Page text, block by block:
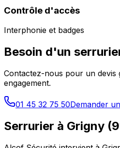
Contrôle d'accès
Interphonie et badges
Besoin d'un
Contactez-nous pour un devis
engagement.
01 45 32 75 50Demander
Serrurier à Grigny (